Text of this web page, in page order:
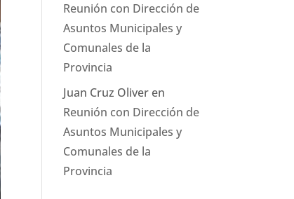
Reunión con Dirección de
Asuntos Municipales y
Comunales de la
Provincia
Juan Cruz Oliver en
Reunión con Dirección de
Asuntos Municipales y
Comunales de la
Provincia